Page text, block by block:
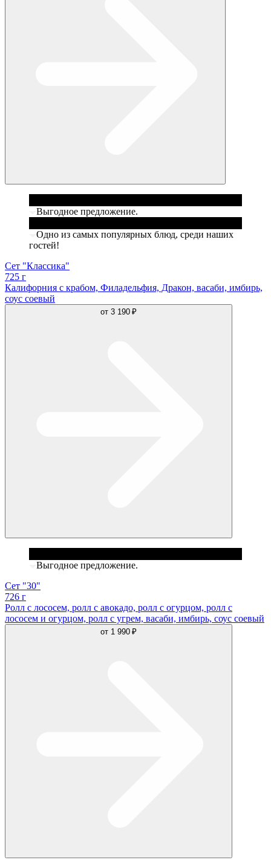
Выгодное предложение.
Одно из самых популярных блюд, среди наших
гостей!
Сет "Классика"
725 г
Калифорния с крабом, Филадельфия, Дракон, васаби, имбирь,
соус соевый
от 3 190 ₽
Выгодное предложение.
Сет "30"
726 г
Ролл с лососем, ролл с авокадо, ролл с огурцом, ролл с
лососем и огурцом, ролл с угрем, васаби, имбирь, соус соевый
от 1 990 ₽